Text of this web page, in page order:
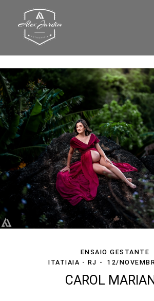
ENSAIO GESTANTE
ITATIAIA - RJ
12/
CAROL